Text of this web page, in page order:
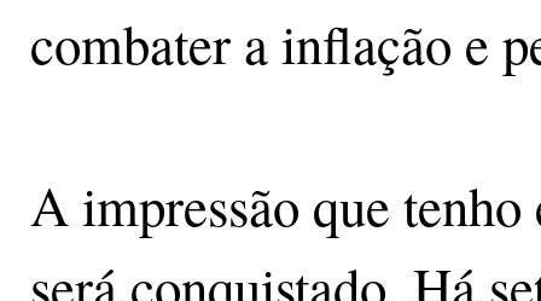
combater a inflação e
A impressão que tenho
será conquistado. Há